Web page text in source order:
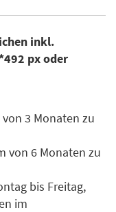
inkl.
px oder
3 Monaten zu
von 6 Monaten zu
bis Freitag,
im